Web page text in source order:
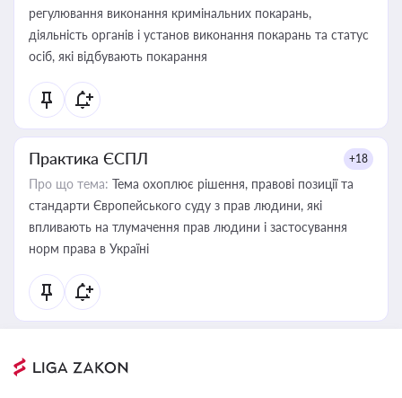
регулювання виконання кримінальних покарань,
діяльність органів і установ виконання покарань та статус
осіб, які відбувають покарання
Практика ЄСПЛ +18
Про що тема: Тема охоплює рішення, правові позиції та
стандарти Європейського суду з прав людини, які
впливають на тлумачення прав людини і застосування
норм права в Україні